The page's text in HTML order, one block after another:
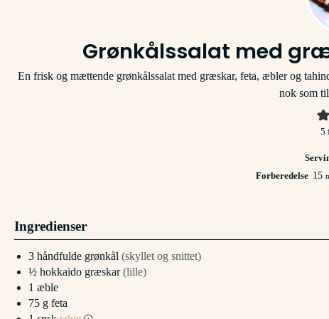
Grønkålssalat med
En frisk og mættende grønkålssalat med græskar, feta, æbler og
nok som
5
Forberedelse 15
Ingredienser
3 håndfulde grønkål (skyllet og snittet)
½ hokkaido græskar (lille)
1 æble
75 g feta